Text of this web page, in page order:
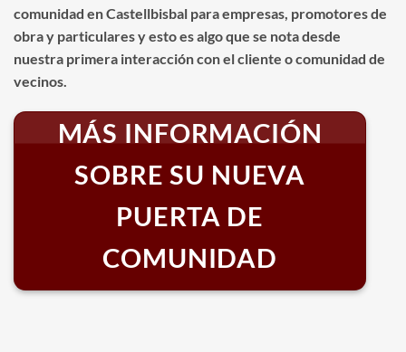
comunidad en Castellbisbal para empresas, promotores de
obra y particulares y esto es algo que se nota desde
nuestra primera interacción con el cliente o comunidad de
vecinos.
MÁS INFORMACIÓN
SOBRE SU NUEVA
PUERTA DE
COMUNIDAD